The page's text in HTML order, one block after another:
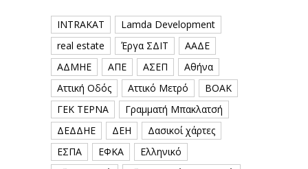
INTRAKAT
Lamda Development
real estate
Έργα ΣΔΙΤ
ΑΑΔΕ
ΑΔΜΗΕ
ΑΠΕ ΑΣΕΠ
Αθήνα
Αττική Οδός
Αττικό Μετρό
ΒΟΑΚ
ΓΕΚ ΤΕΡΝΑ
Γραμματή Μπακλατσή
ΔΕΔΔΗΕ
ΔΕΗ
Δασικοί χάρτες
ΕΣΠΑ
ΕΦΚΑ
Ελληνικό